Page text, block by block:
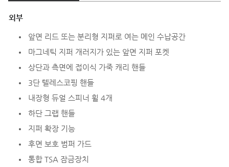
외부
앞면 리드 또는 분리형 지퍼로 여는 메인 수납공간
마그네틱 지퍼 개러지가 있는 앞면 지퍼 포켓
상단과 측면에 접이식 가죽 캐리 핸들
3단 텔레스코핑 핸들
내장형 듀얼 스피너 휠 4개
하단 그랩 핸들
지퍼 확장 기능
후면 보호 범퍼 가드
통합 TSA 잠금장치